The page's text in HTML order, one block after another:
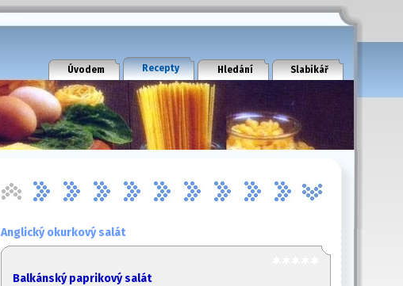
Úvodem Recepty Hledání Slabikář
Anglický okurkový salát
Balkánský paprikový salát